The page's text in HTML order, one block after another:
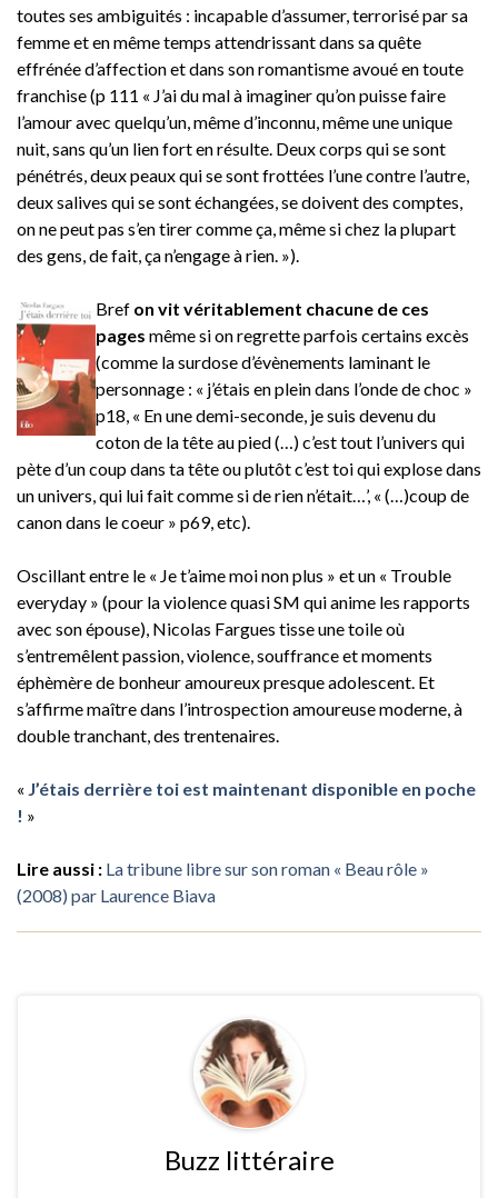
toutes ses ambiguités : incapable d’assumer, terrorisé par sa
femme et en même temps attendrissant dans sa quête
effrénée d’affection et dans son romantisme avoué en toute
franchise (p 111 « J’ai du mal à imaginer qu’on puisse faire
l’amour avec quelqu’un, même d’inconnu, même une unique
nuit, sans qu’un lien fort en résulte. Deux corps qui se sont
pénétrés, deux peaux qui se sont frottées l’une contre l’autre,
deux salives qui se sont échangées, se doivent des comptes,
on ne peut pas s’en tirer comme ça, même si chez la plupart
des gens, de fait, ça n’engage à rien. »).
Bref on vit véritablement chacune de ces
pages même si on regrette parfois certains excès
(comme la surdose d’évènements laminant le
personnage : « j’étais en plein dans l’onde de choc »
p18, « En une demi-seconde, je suis devenu du
coton de la tête au pied (…) c’est tout l’univers qui
pète d’un coup dans ta tête ou plutôt c’est toi qui explose dans
un univers, qui lui fait comme si de rien n’était…’, « (…)coup de
canon dans le coeur » p69, etc).
Oscillant entre le « Je t’aime moi non plus » et un « Trouble
everyday » (pour la violence quasi SM qui anime les rapports
avec son épouse), Nicolas Fargues tisse une toile où
s’entremêlent passion, violence, souffrance et moments
éphèmère de bonheur amoureux presque adolescent. Et
s’affirme maître dans l’introspection amoureuse moderne, à
double tranchant, des trentenaires.
« J’étais derrière toi est maintenant disponible en poche
! »
Lire aussi : La tribune libre sur son roman « Beau rôle »
(2008) par Laurence Biava
Buzz littéraire